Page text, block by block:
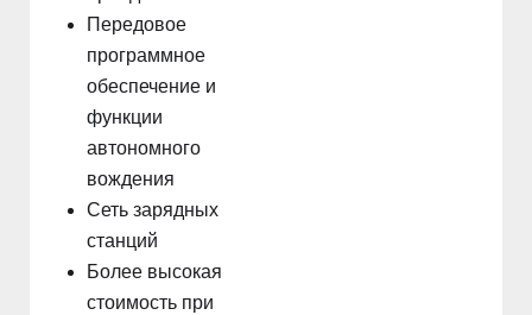
Передовое
программное
обеспечение и
функции
автономного
вождения
Сеть зарядных
станций
Более высокая
стоимость при